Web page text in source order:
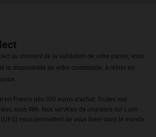
au moment de la validation de votre panier, vous
la disponibilité de votre commande, à retirer en
en France dès 300 euros d'achat. Toutes nos
sous 48h. Nos services de coursiers sur Lyon
nous permettent de vous livrer dans le monde